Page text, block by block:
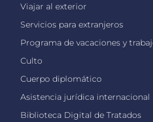
Viajar al exterior
Servicios para extranjeros
Programa de vacaciones y
Culto
Cuerpo diplomático
Asistencia jurídica internacional
Biblioteca Digital de Tratados